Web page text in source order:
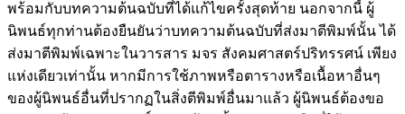
พร้อมกับบทความต้นฉบับที่ได้แก้ไขครั้งสุดท้าย นอกจากนี้ ผู้
นิพนธ์ทุกท่านต้องยืนยันว่าบทความต้นฉบับที่ส่งมาตีพิมพ์นั้น ได้
ส่งมาตีพิมพ์เฉพาะในวารสาร มจร สังคมศาสตร์ปริทรรศน์ เพียง
แห่งเดียวเท่านั้น หากมีการใช้ภาพหรือตารางหรือเนื้อหาอื่นๆ
ของผู้นิพนธ์อื่นที่ปรากฏในสิ่งตีพิมพ์อื่นมาแล้ว ผู้นิพนธ์ต้องขอ